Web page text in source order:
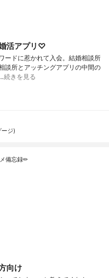
活アプリ♡
ードに惹かれて入会。結婚相談所
談所とアッチングアプリの中間の
続きを見る
ジ)
備忘録✏︎
向け